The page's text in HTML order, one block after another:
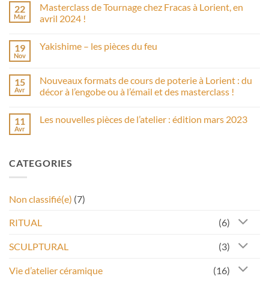
2026
démarre
avec
en
!
22
Mar
Masterclass de Tournage chez Fracas à Lorient, en
avril 2024 !
sur
chez
Fracas
à
avril
2024
19
Nov
Yakishime – les pièces du feu
Yakishime
–
les
feu
15
Avr
Nouveaux formats de cours de poterie à Lorient : du
décor à l’engobe ou à l’émail et des masterclass !
sur
poterie
du
décor
l’engobe
ou
l’émail
et
masterclass
!
11
Avr
Les nouvelles pièces de l’atelier : édition mars 2023
nouvelles
édition
CATEGORIES
Non classifié(e) (7)
RITUAL (6)
SCULPTURAL (3)
Vie d’atelier céramique (16)